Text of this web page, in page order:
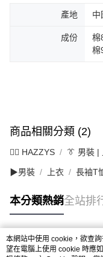
產地 中
成份
棉
棉
商品相關分類 (2)
🐕‍🦺 HAZZYS 👔 男裝 |
▶男裝 上衣 長袖T
本分類熱銷全站排
熱門標籤
本網站中使用 cookie，欲查
望在電腦上使用 cookie 時應